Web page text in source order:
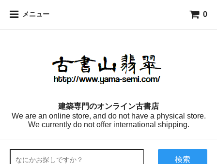
メニュー 0
建築専門のオンライン古書店
We are an online store, and do not have a physical store.
We currently do not offer international shipping.
検索